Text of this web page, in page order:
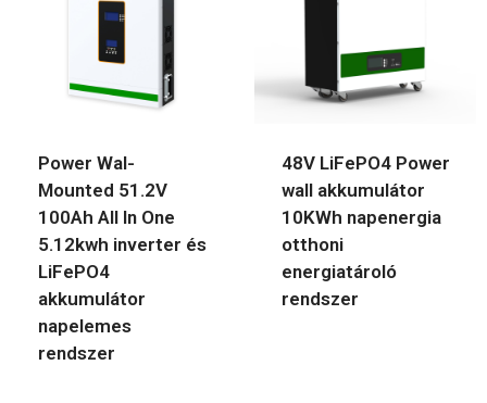
Power Wal-
Mounted 51.2V
100Ah All In One
5.12kwh inverter és
LiFePO4
akkumulátor
napelemes
rendszer
48V LiFePO4 Power
wall akkumulátor
10KWh napenergia
otthoni
energiatároló
rendszer